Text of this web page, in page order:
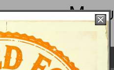
Menu
und sind ab
Euch da!
Low Rider FXDL